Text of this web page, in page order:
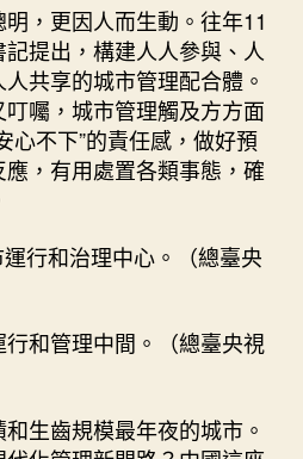
，更因人而生動。往年11
提出，構建人人參與、人
共享的城市管理配合體。
囑，城市管理觸及方方面
心不下”的責任感，做好預
，有用處置各類事態，確
和管理中間。（總臺央視
生齒規模最年夜的城市。